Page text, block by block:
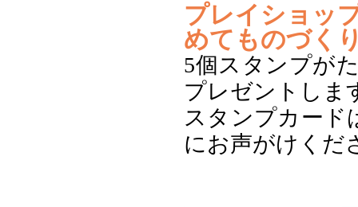
プレイショッ
めてものづく
5個スタンプが
プレゼントしま
スタンプカード
にお声がけくだ